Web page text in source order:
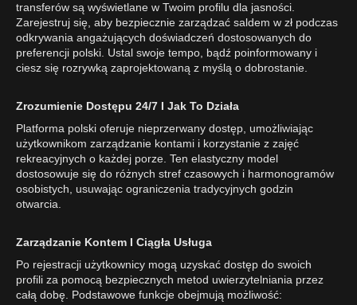
transferów są wyświetlane w Twoim profilu dla jasności.
Zarejestruj się, aby bezpiecznie zarządzać saldem w zł podczas
odkrywania angażujących doświadczeń dostosowanych do
preferencji polski. Ustal swoje tempo, bądź poinformowany i
ciesz się rozrywką zaprojektowaną z myślą o dobrostanie.
Zrozumienie Dostępu 24/7 I Jak To Działa
Platforma polski oferuje nieprzerwany dostęp, umożliwiając
użytkownikom zarządzanie kontami i korzystanie z zajęć
rekreacyjnych o każdej porze. Ten elastyczny model
dostosowuje się do różnych stref czasowych i harmonogramów
osobistych, usuwając ograniczenia tradycyjnych godzin
otwarcia.
Zarządzanie Kontem I Ciągła Usługa
Po rejestracji użytkownicy mogą uzyskać dostęp do swoich
profili za pomocą bezpiecznych metod uwierzytelniania przez
całą dobę. Podstawowe funkcje obejmują możliwość: